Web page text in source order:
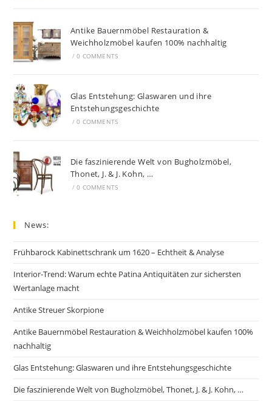
Antike Bauernmöbel Restauration &
Weichholzmöbel kaufen 100% nachhaltig
/ 0 COMMENTS
Glas Entstehung: Glaswaren und ihre
Entstehungsgeschichte
/ 0 COMMENTS
Die faszinierende Welt von Bugholzmöbel,
Thonet, J. & J. Kohn, …
/ 0 COMMENTS
News:
Frühbarock Kabinettschrank um 1620 – Echtheit & Analyse
Interior-Trend: Warum echte Patina Antiquitäten zur sichersten
Wertanlage macht
Antike Streuer Skorpione
Antike Bauernmöbel Restauration & Weichholzmöbel kaufen 100%
nachhaltig
Glas Entstehung: Glaswaren und ihre Entstehungsgeschichte
Die faszinierende Welt von Bugholzmöbel, Thonet, J. & J. Kohn, …